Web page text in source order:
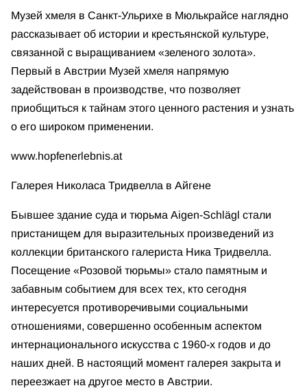
Музей хмеля в Санкт-Ульрихе в Мюлькрайсе наглядно
рассказывает об истории и крестьянской культуре,
связанной с выращиванием «зеленого золота».
Первый в Австрии Музей хмеля напрямую
задействован в производстве, что позволяет
приобщиться к тайнам этого ценного растения и узнать
о его широком применении.
www.hopfenerlebnis.at
Галерея Николаса Тридвелла в Айгене
Бывшее здание суда и тюрьма Aigen-Schlägl стали
пристанищем для выразительных произведений из
коллекции британского галериста Ника Тридвелла.
Посещение «Розовой тюрьмы» стало памятным и
забавным событием для всех тех, кто сегодня
интересуется противоречивыми социальными
отношениями, совершенно особенным аспектом
интернационального искусства с 1960-х годов и до
наших дней. В настоящий момент галерея закрыта и
переезжает на другое место в Австрии.